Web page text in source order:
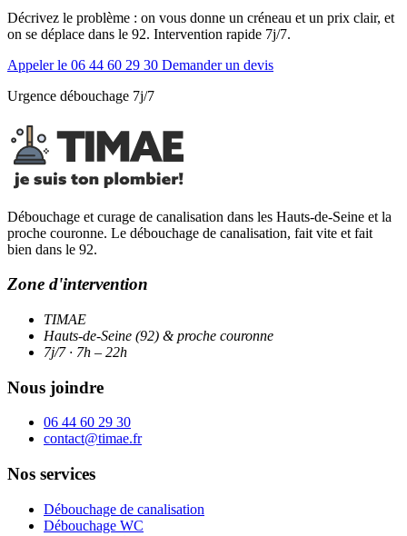
Décrivez le problème : on vous donne un créneau et un prix clair, et
on se déplace dans le 92. Intervention rapide 7j/7.
Appeler le 06 44 60 29 30 Demander un devis
Urgence débouchage 7j/7
Débouchage et curage de canalisation dans les Hauts-de-Seine et la
proche couronne. Le débouchage de canalisation, fait vite et fait
bien dans le 92.
Zone d'intervention
TIMAE
Hauts-de-Seine (92) & proche couronne
7j/7 · 7h – 22h
Nous joindre
06 44 60 29 30
contact@timae.fr
Nos services
Débouchage de canalisation
Débouchage WC